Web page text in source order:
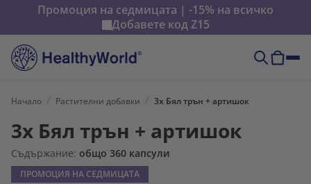
Промоция на седмицата | -15% на всичко
Добавете кодZ15
Начало Растителни добавки 3x Бял трън + артишок
3x Бял трън + артишок
Съдържание: общо 360 капсули
ПРОМОЦИЯ НА СЕДМИЦАТА